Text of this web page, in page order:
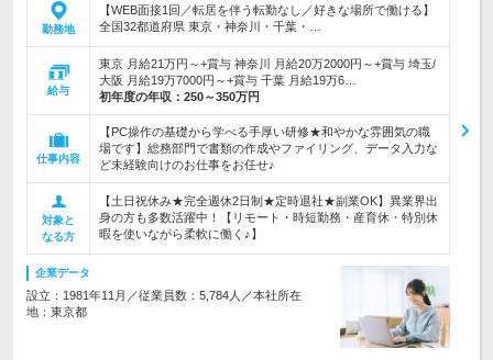
勤務地
【WEB面接1回／転居を伴う転勤なし／好きな場所で働ける】
全国32都道府県 東京・神奈川・千葉・…
給与
東京 月給21万円～+賞与 神奈川 月給20万2000円～+賞与 埼玉/
大阪 月給19万7000円～+賞与 千葉 月給19万6…
初年度の年収： 250～350万円
仕事内容
【PC操作の基礎から学べる手厚い研修★和やかな雰囲気の職
場です】総務部門で書類の作成やファイリング、データ入力な
ど未経験向けのお仕事をお任せ♪
対象と
なる方
【土日祝休み★完全週休2日制★定時退社★副業OK】異業界出
身の方も多数活躍中！【リモート・時短勤務・産育休・特別休
暇を使いながら柔軟に働く♪】
企業データ
設立：1981年11月／従業員数：5,784人／本社所在
地：東京都